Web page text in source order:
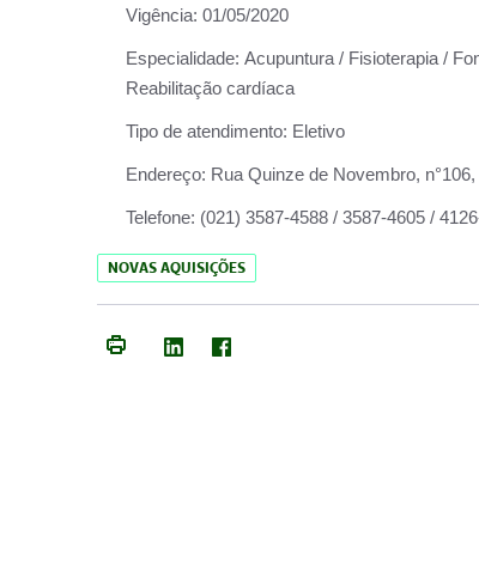
Vigência: 01/05/2020
Especialidade: Acupuntura / Fisioterapia /
Reabilitação cardíaca
Tipo de atendimento: Eletivo
Endereço: Rua Quinze de Novembro,
Telefone: (021) 3587-4588 / 3587-4605 /
NOVAS AQUISIÇÕES